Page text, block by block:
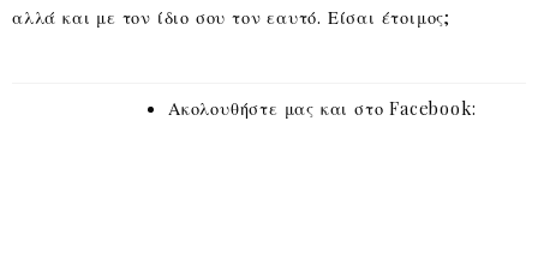
αλλά και με τον ίδιο σου τον εαυτό. Είσαι έτοιμος;
Ακολουθήστε μας και στο Facebook: